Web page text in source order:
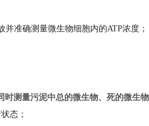
准确测量微生物细胞内的ATP浓度；
时测量污泥中总的微生物、死的微生
态；